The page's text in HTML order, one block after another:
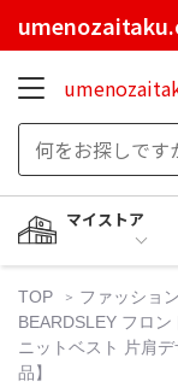
マイストア
TOP ファッション
BEARDSLEY フロ
ニットベスト 片肩
品】